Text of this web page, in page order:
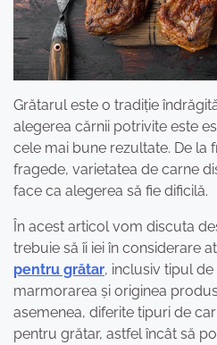
Grătarul este o tradiție
alegerea cărnii potrivite este
cele mai bune rezultate. De la
fragede, varietatea de carne
face ca alegerea să fie dificilă.
În acest articol vom discuta
trebuie să îi iei în considerare
pentru grătar, inclusiv tipul
marmorarea și originea
asemenea, diferite tipuri de
pentru grătar, astfel încât să